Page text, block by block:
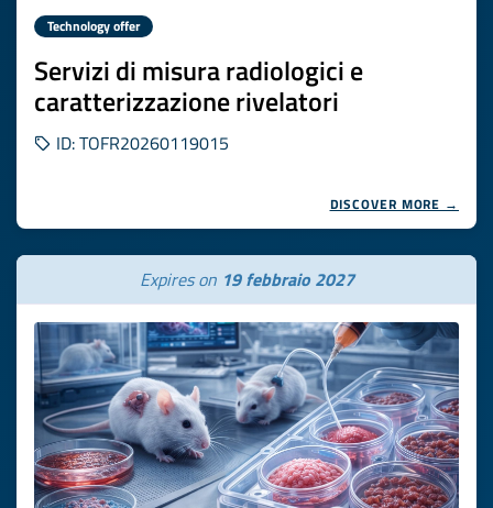
Technology offer
Servizi di misura radiologici e
caratterizzazione rivelatori
ID: TOFR20260119015
DISCOVER MORE →
Expires on 19 febbraio 2027